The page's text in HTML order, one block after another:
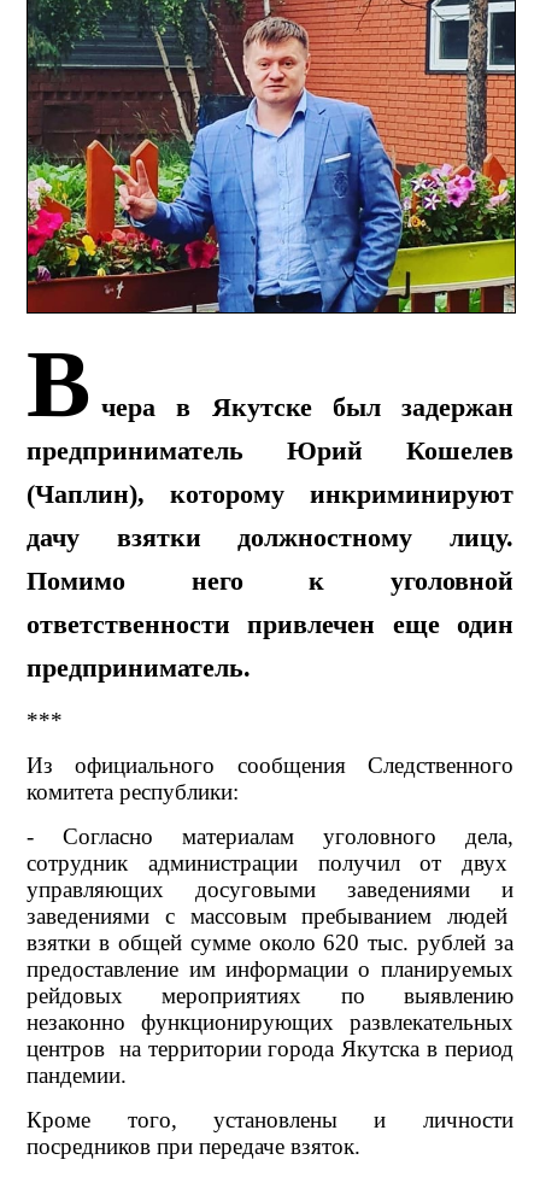
В чера в Якутске был задержан
предприниматель Юрий Кошелев
(Чаплин), которому инкриминируют
дачу взятки должностному лицу.
Помимо него к уголовной
ответственности привлечен еще один
предприниматель.
***
Из официального сообщения Следственного
комитета республики:
- Согласно материалам уголовного дела,
сотрудник администрации получил от двух
управляющих досуговыми заведениями и
заведениями с массовым пребыванием людей
взятки в общей сумме около 620 тыс. рублей за
предоставление им информации о планируемых
рейдовых мероприятиях по выявлению
незаконно функционирующих развлекательных
центров на территории города Якутска в период
пандемии.
Кроме того, установлены и личности
посредников при передаче взяток.